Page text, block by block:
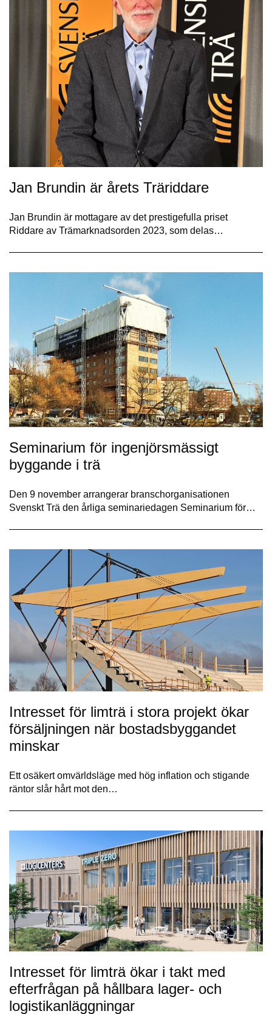
Jan Brundin är årets Träriddare
Jan Brundin är mottagare av det prestigefulla priset
Riddare av Trämarknadsorden 2023, som delas…
Seminarium för ingenjörsmässigt
byggande i trä
Den 9 november arrangerar branschorganisationen
Svenskt Trä den årliga seminariedagen Seminarium för…
Intresset för limträ i stora projekt ökar
försäljningen när bostadsbyggandet
minskar
Ett osäkert omvärldsläge med hög inflation och stigande
räntor slår hårt mot den…
Intresset för limträ ökar i takt med
efterfrågan på hållbara lager- och
logistikanläggningar